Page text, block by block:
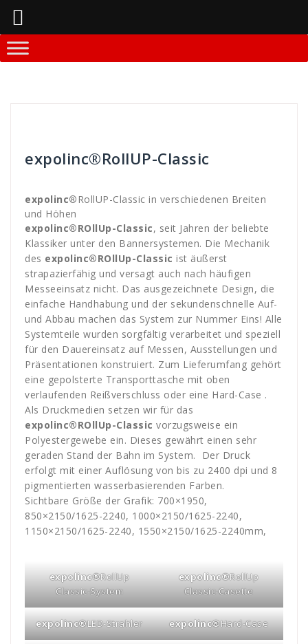
Springe
zum
expolinc®RollUP-Classic
expolinc®RollUP-Classic in verschiedenen Breiten
und Höhen
expolinc®ROllUp-Classic, seit Jahren der beliebte
Klassiker unter den Bannersystemen. Die Mechanik
des expolinc®ROllUp-Classic ist äußerst
strapazierfähig und versagt auch nach häufigen
Messeeinsatz nicht. Das ausgezeichnete Design, die
einfache Handhabung und der sekundenschnelle Auf-
und Abbau machen das System zur Nummer Eins! Alle
Systemteile wurden sorgfältig verarbeitet und speziell
für den Dauereinsatz auf Messen, Ausstellungen und
Präsentationen konstruiert. Zum Lieferumfang gehört
eine gepolsterte Transporttasche mit oben
verlaufenden Reißverschluss oder eine Hard-Case .
Als Druckmedien setzen wir für das
expolinc®ROllUp-Classic vorzugsweise ein
Polyestergewebe ein. Dieses gewährt einen sehr
geraden Stand der Bahn im System. Der Druck
erfolgt mit einer Auflösung von bis zu 2400 dpi und 8
pigmentierten wasserbasierenden Farben.
Sichtbare Größe der Grafik: 700×1950,
850×2150/1625-2240, 1000×2150/1625-2240,
1150×2150/1625-2240, 1550×2150/1625-2240mm,
expolinc®RollUp
Classic-System
expolinc®RollUp
Classic-Casette
expolinc®LED-Strahler expolinc®Hard-Case